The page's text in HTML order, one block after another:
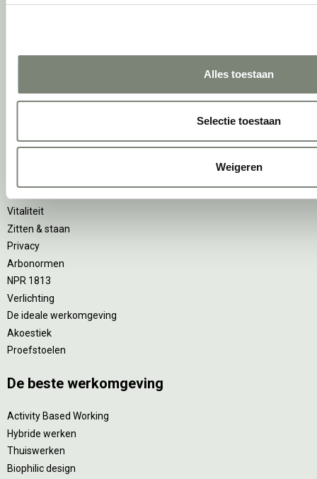
Alles toestaan
Selectie toestaan
Weigeren
Activiteiten
Individueel werken
Wachten
Projectinrichting op maat
Vitaliteit
Zitten & staan
Privacy
Arbonormen
NPR 1813
Verlichting
De ideale werkomgeving
Akoestiek
Proefstoelen
De beste werkomgeving
Activity Based Working
Hybride werken
Thuiswerken
Biophilic design